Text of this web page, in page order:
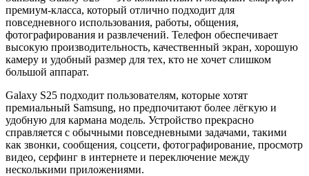
премиум-класса, который отлично подходит для
повседневного использования, работы, общения,
фотографирования и развлечений. Телефон обеспечивает
высокую производительность, качественный экран, хорошую
камеру и удобный размер для тех, кто не хочет слишком
большой аппарат.
Galaxy S25 подходит пользователям, которые хотят
премиальный Samsung, но предпочитают более лёгкую и
удобную для кармана модель. Устройство прекрасно
справляется с обычными повседневными задачами, такими
как звонки, сообщения, соцсети, фотографирование, просмотр
видео, серфинг в интернете и переключение между
несколькими приложениями.